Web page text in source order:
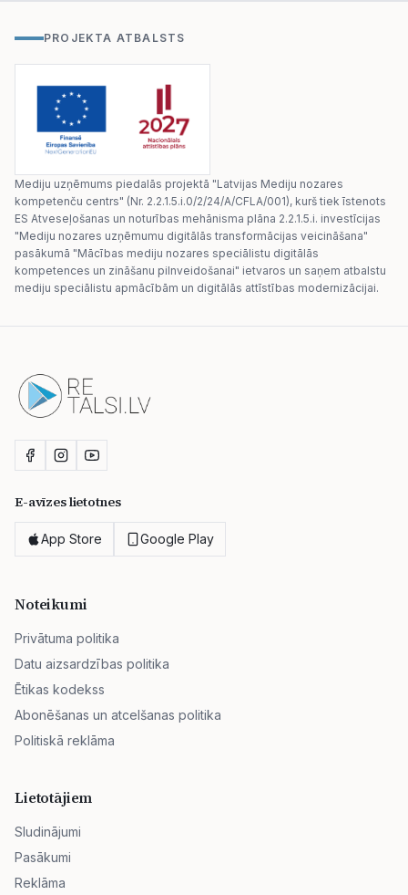
PROJEKTA ATBALSTS
Mediju uzņēmums piedalās projektā "Latvijas Mediju nozares
kompetenču centrs" (Nr. 2.2.1.5.i.0/2/24/A/CFLA/001), kurš tiek īstenots
ES Atveseļošanas un noturības mehānisma plāna 2.2.1.5.i. investīcijas
"Mediju nozares uzņēmumu digitālās transformācijas veicināšana"
pasākumā "Mācības mediju nozares speciālistu digitālās
kompetences un zināšanu pilnveidošanai" ietvaros un saņem atbalstu
mediju speciālistu apmācībām un digitālās attīstības modernizācijai.
E-avīzes lietotnes
App Store Google Play
Noteikumi
Privātuma politika
Datu aizsardzības politika
Ētikas kodekss
Abonēšanas un atcelšanas politika
Politiskā reklāma
Lietotājiem
Sludinājumi
Pasākumi
Reklāma